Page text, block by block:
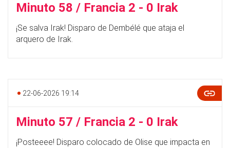
Minuto 58 / Francia 2 - 0 Irak
¡Se salva Irak! Disparo de Dembélé que ataja el
arquero de Irak.
22-06-2026 19:14
Minuto 57 / Francia 2 - 0 Irak
¡Posteeee! Disparo colocado de Olise que impacta en